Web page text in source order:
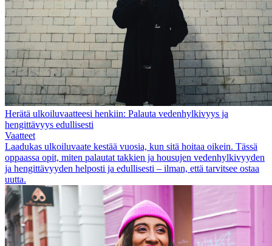
Herätä ulkoiluvaatteesi henkiin: Palauta vedenhylkivyys ja
hengittävyys edullisesti
Vaatteet
Laadukas ulkoiluvaate kestää vuosia, kun sitä hoitaa oikein. Tässä
oppaassa opit, miten palautat takkien ja housujen vedenhylkivyyden
ja hengittävyyden helposti ja edullisesti – ilman, että tarvitsee ostaa
uutta.